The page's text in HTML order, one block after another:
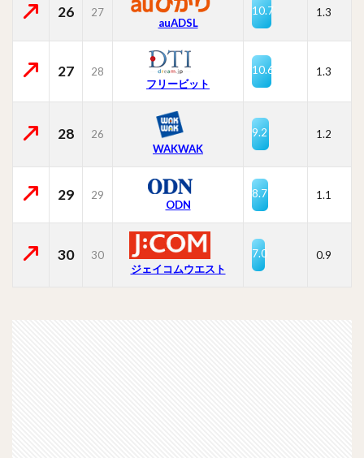
26
27
auADSL
10.7 1.3
27
28
フリービット
10.6 1.3
28
26
WAKWAK
9.2 1.2
29 29
ODN
8.7 1.1
30
30
ジェイコムウエスト
7.0 0.9